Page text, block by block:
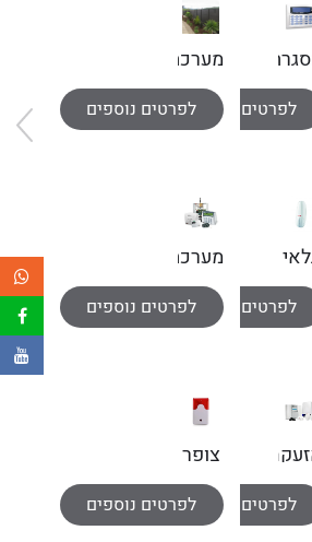
לפרטים נוספים
מערכת
פס
דריכהלפרטים נוספים
לפרטים נוספים
מערכת
אזעקה
קווית
896
לפרטים נוספים
לפרטים נוספים
צופר
פנימי
מזוודלפרטים נוספים